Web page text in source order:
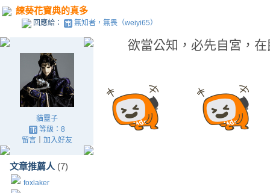
練葵花寶典的真多
回應給： 無知者，無畏（weiyi65）
貓靈子
等級：8
留言｜ 加入好友
文章推薦人 (7)
foxlaker
欲當公知，必先自宮，在